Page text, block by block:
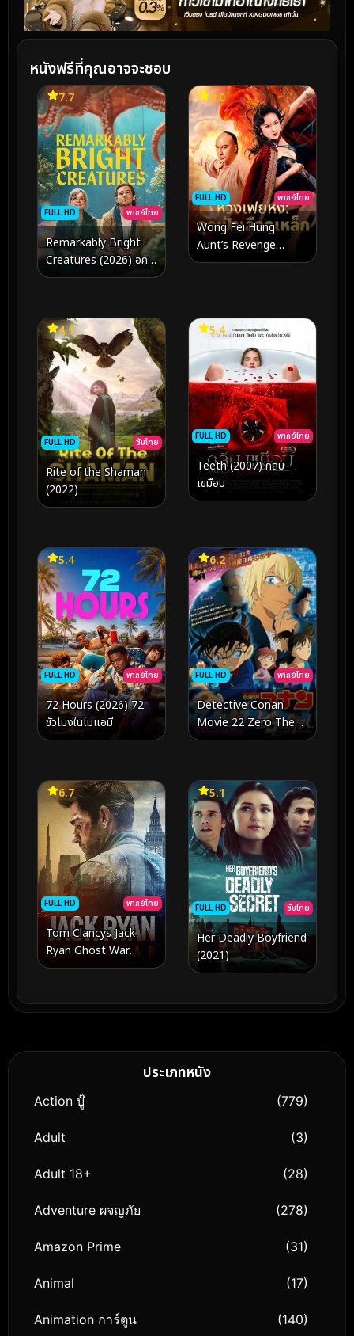
หนังฟรีที่คุณอาจจะชอบ
FULL HD พากย์ไทย
7.7
Remarkably Bright
Creatures (2026) อค
วาเรียมสำหรับคน หมึก
FULL HD พากย์ไทย
9.0
Wong Fei Hung
Aunt’s Revenge
(2024) หวงเฟยหง คุณ
FULL HD ซับไทย
4.1
Rite of the Shaman
(2022)
FULL HD พากย์ไทย
5.4
Teeth (2007) กลีบ
เขมือบ
FULL HD พากย์ไทย
5.4
72 Hours (2026) 72
ชั่วโมงในไมแอมี
FULL HD พากย์ไทย
6.2
Detective Conan
Movie 22 Zero The
Enforcer ยอดนักสืบจิ๋ว
FULL HD พากย์ไทย
6.7
Tom Clancys Jack
Ryan Ghost War
(2026)
FULL HD ซับไทย
5.1
Her Deadly Boyfriend
(2021)
ประเภทหนัง
Action บู๊ (779)
Adult (3)
Adult 18+ (28)
Adventure ผจญภัย (278)
Amazon Prime (31)
Animal (17)
Animation การ์ตูน (140)